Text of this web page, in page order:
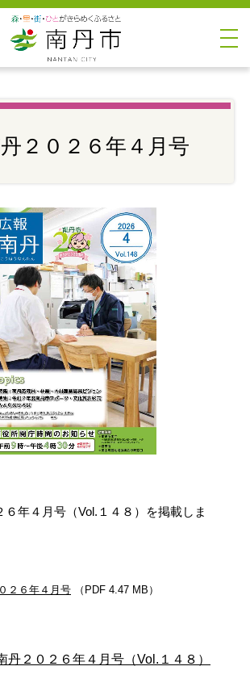
２０２６年４月号
６年４月号（Vol.１４８）を掲載しま
２６年４月号 （PDF 4.47 MB）
２０２６年４月号（Vol.１４８）